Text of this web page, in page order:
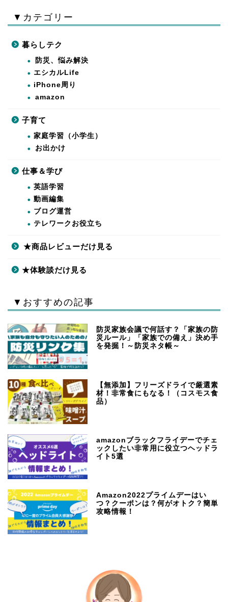
▼カテゴリー
暮らしテク
防災、悩み解決
エシカルLife
iPhone周り
amazon
子育て
家庭学習（小学生）
お出かけ
仕事＆学び
英語学習
動画編集
ブログ運営
テレワークお役立ち
★商品レビューだけ見る
★体験談だけ見る
▼おすすめの記事
防災家族会議で何話す？「家族の防
災ルール」「家族での備え」決め手
を発掘！～防災ネタ帳～
【無添加】フリーズドライで厳選素
材！非常食にもなる！（コスモス食
品）
amazonブラックフライデーでチェ
ックしたい非常用に役立つヘッドラ
イト5選
Amazon2022プライムデーはい
つ？クーポンは？何がオトク？簡単
攻略情報！